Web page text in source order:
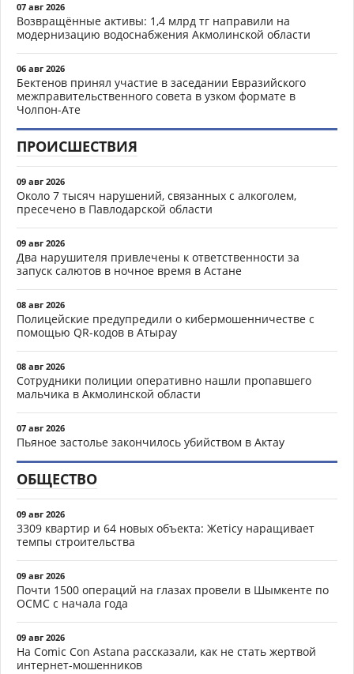
07 авг 2026
Возвращённые активы: 1,4 млрд тг направили на
модернизацию водоснабжения Акмолинской области
06 авг 2026
Бектенов принял участие в заседании Евразийского
межправительственного совета в узком формате в
Чолпон-Ате
ПРОИСШЕСТВИЯ
09 авг 2026
Около 7 тысяч нарушений, связанных с алкоголем,
пресечено в Павлодарской области
09 авг 2026
Два нарушителя привлечены к ответственности за
запуск салютов в ночное время в Астане
08 авг 2026
Полицейские предупредили о кибермошенничестве с
помощью QR-кодов в Атырау
08 авг 2026
Сотрудники полиции оперативно нашли пропавшего
мальчика в Акмолинской области
07 авг 2026
Пьяное застолье закончилось убийством в Актау
ОБЩЕСТВО
09 авг 2026
3309 квартир и 64 новых объекта: Жетісу наращивает
темпы строительства
09 авг 2026
Почти 1500 операций на глазах провели в Шымкенте по
ОСМС с начала года
09 авг 2026
На Comic Con Astana рассказали, как не стать жертвой
интернет-мошенников